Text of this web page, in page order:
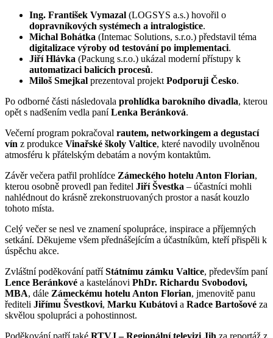
Ing. František Vymazal (LOGSYS a.s.) hovořil o
dopravníkových systémech a intralogistice.
Michal Bohátka (Intemac Solutions, s.r.o.) představil téma
digitalizace výroby od testování po implementaci.
Jiří Hlávka (Packung s.r.o.) ukázal moderní přístupy k
automatizaci balicích procesů.
Miloš Smejkal prezentoval projekt Podporuji Česko.
Po odborné části následovala prohlídka barokního divadla, kterou
opět s nadšením vedla paníLenka Beránková.
Večerní program pokračoval rautem, networkingem a degustací
vín z produkce Vinařské školy Valtice, které navodily uvolněnou
atmosféru k přátelským debatám a novým kontaktům.
Závěr večera patřil prohlídce Zámeckého hotelu Anton Florian,
kterou osobně provedl pan ředitel Jiří Švestka – účastníci mohli
nahlédnout do krásně zrekonstruovaných prostor a nasát kouzlo
tohoto místa.
Celý večer se nesl ve znamení spolupráce, inspirace a příjemných
setkání. Děkujeme všem přednášejícím a účastníkům, kteří přispěli k
úspěchu akce.
Zvláštní poděkování patříStátnímu zámku Valtice, především paní
Lence Beránkové a kastelánovi PhDr. Richardu Svobodovi,
MBA, dále Zámeckému hotelu Anton Florian, jmenovitě panu
řediteli Jiřímu Švestkovi, Marku Kubátovi a Radce Bartošové za
skvělou spolupráci a pohostinnost.
Poděkování patří také RTVJ – Regionální televizi Jih za reportáž z